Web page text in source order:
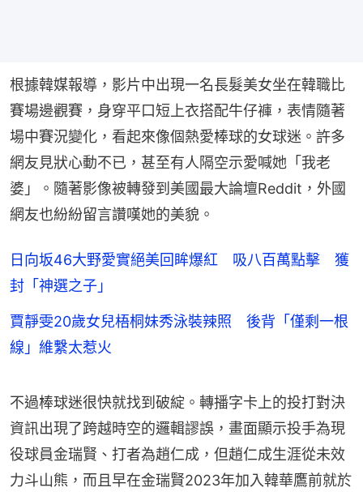
根據韓媒報導，影片中出現一名長髮美女坐在韓職比
賽場邊觀賽，身穿平口短上衣搭配牛仔褲，表情隨著
場中賽況變化，看起來像個熱愛棒球的女球迷。許多
網友見狀心動不已，甚至有人隔空示愛喊她「我老
婆」。隨著影像被轉發到美國最大論壇Reddit，外國
網友也紛紛留言讚嘆她的美貌。
日向坂46大野愛實絕美回眸爆紅 吸八百萬點擊 獲
封「神選之子」
賈靜雯20歲女兒梧桐妹秀泳裝辣照 後背「僅剩一根
線」維繫太惹火
不過棒球迷很快就找到破綻。轉播字卡上的投打對決
資訊出現了跨越時空的邏輯謬誤，畫面顯示投手為現
役球員金瑞賢、打者為趙仁成，但趙仁成生涯從未效
力斗山熊，而且早在金瑞賢2023年加入韓華鷹前就於